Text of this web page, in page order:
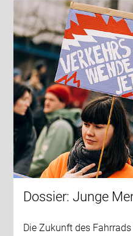
Dossier: Junge
Die Zukunft des